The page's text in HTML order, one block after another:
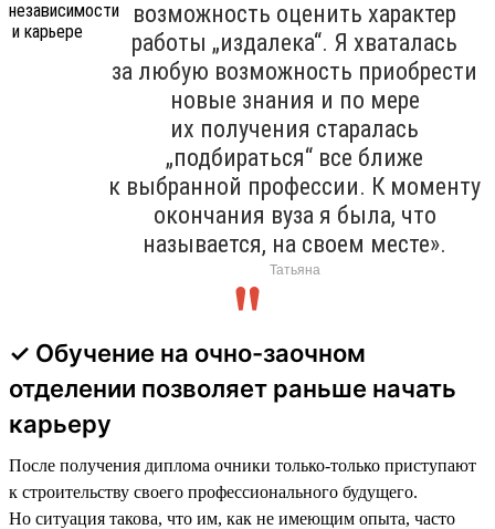
возможность оценить характер
работы „издалека“. Я хваталась
за любую возможность приобрести
новые знания и по мере
их получения старалась
„подбираться“ все ближе
к выбранной профессии. К моменту
окончания вуза я была, что
называется, на своем месте».
Татьяна
✓ Обучение на очно-заочном
отделении позволяет раньше начать
карьеру
После получения диплома очники только-только приступают
к строительству своего профессионального будущего.
Но ситуация такова, что им, как не имеющим опыта, часто